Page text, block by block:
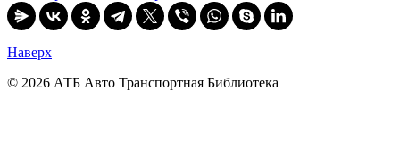
Наверх
© 2026 АТБ Авто Транспортная Библиотека